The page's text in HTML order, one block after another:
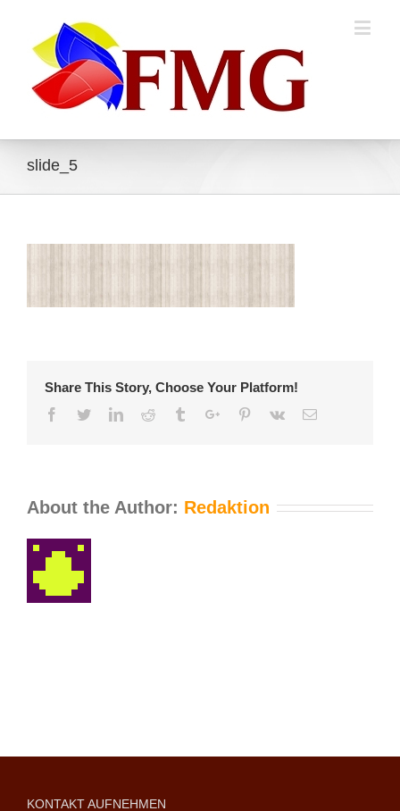
slide_5
Share This Story, Choose Your Platform!
Facebook
TwitterLinkedinReddit TumblrGoogle+Pinterest
Vk Email
About the Author: Redaktion
KONTAKT AUFNEHMEN